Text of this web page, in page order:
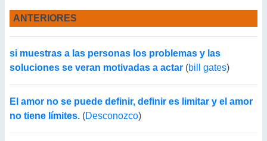
ANTERIORES
si muestras a las personas los problemas y las
soluciones se veran motivadas a actar (bill gates)
El amor no se puede definir, definir es limitar y el amor
no tiene límites. (Desconozco)